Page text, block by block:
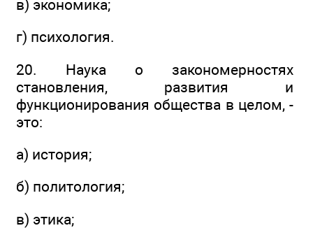
в) экономика;
г) психология.
20. Наука о закономерностях
становления, развития и
функционирования общества в целом, -
это:
а) история;
б) политология;
в) этика;